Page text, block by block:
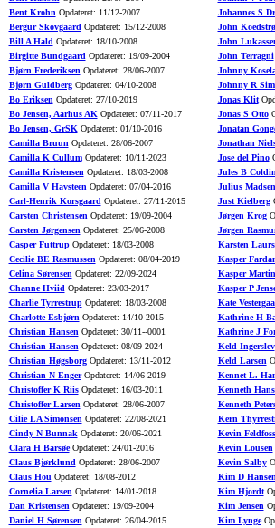
Bent Krohn Opdateret: 11/12-2007
Bergur Skovgaard Opdateret: 15/12-2008
Bill A Hald Opdateret: 18/10-2008
Birgitte Bundgaard Opdateret: 19/09-2004
Bjørn Frederiksen Opdateret: 28/06-2007
Bjørn GuldbergOpdateret: 04/10-2008
Bo Eriksen Opdateret: 27/10-2019
Bo Jensen, Aarhus AK Opdateret: 07/11-2017
Bo Jensen, GrSK Opdateret: 01/10-2016
Camilla Bruun Opdateret: 28/06-2007
Camilla K CullumOpdateret: 10/11-2023
Camilla Kristensen Opdateret: 18/03-2008
Camilla V Havsteen Opdateret: 07/04-2016
Carl-Henrik Korsgaard Opdateret: 27/11-2015
Carsten Christensen Opdateret: 19/09-2004
Carsten Jørgensen Opdateret: 25/06-2008
Casper FuttrupOpdateret: 18/03-2008
Cecilie BE Rasmussen Opdateret: 08/04-2019
Celina Sørensen Opdateret: 22/09-2024
Channe Hviid Opdateret: 23/03-2017
Charlie TyrrestrupOpdateret: 18/03-2008
Charlotte Esbjørn Opdateret: 14/10-2015
Christian Hansen Opdateret: 30/11--0001
Christian Hansen Opdateret: 08/09-2024
Christian HøgsborgOpdateret: 13/11-2012
Christian N EngerOpdateret: 14/06-2019
Christoffer K RiisOpdateret: 16/03-2011
Christoffer Larsen Opdateret: 28/06-2007
Cilie LA Simonsen Opdateret: 22/08-2021
Cindy N Bunnak Opdateret: 20/06-2021
Clara H BarsøeOpdateret: 24/01-2016
Claus Bjørklund Opdateret: 28/06-2007
Claus Hou Opdateret: 18/08-2012
Cornelia Larsen Opdateret: 14/01-2018
Dan Kristensen Opdateret: 19/09-2004
Daniel H Sørensen Opdateret: 26/04-2015
Johannes S
John
John
John Terragni
Johnny
Johnny R
Jonas Klit
Jonas S Otto
Jonatan
Jonathan
Jose del Pino
Jules B
Julius Madsen
Just Kielberg
Jørgen Krog
Jørgen
Karsten
Kasper
Kasper
Kasper P
Kate
Kathrine H
Kathrine J
Keld Ingerslev
Keld Larsen
Kennet L.
Kenneth
Kenneth
Kern
Kevin Feldfoss
Kevin Lousen
Kevin Salby
Kim D
Kim Hjordt
Kim Jensen
Kim Lynge